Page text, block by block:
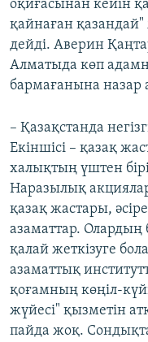
оқиғасынан кейін
қайнаған
дейді. Аверин
Алматыда көп
бармағанына назар
– Қазақстанда
Екіншісі – қазақ
халықтың үштен
Наразылық
қазақ жастары,
азаматтар. Олардың
қалай жеткізуге
азаматтық
қоғамның көңіл-
жүйесі" қызметін
пайда жоқ.